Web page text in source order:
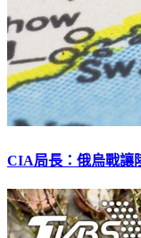
CIA局長：俄烏戰